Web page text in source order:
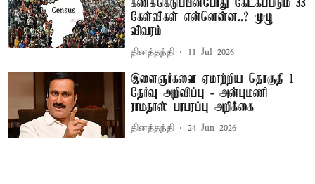
கணக்கெடுப்பின்போது கேட்கப்படும் 33
கேள்விகள் என்னென்ன..? முழு
விவரம்
தினத்தந்தி 11 Jul 2026
இளைஞர்களை ஏமாற்றிய தொகுதி 1
தேர்வு அறிவிப்பு - அன்புமணி
ராமதாஸ் பரபரப்பு அறிக்கை
தினத்தந்தி 24 Jun 2026